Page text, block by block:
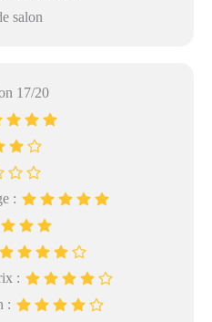
salon
17/20
:
:
: